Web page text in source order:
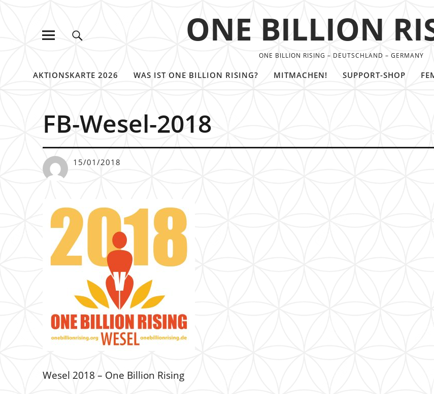
ONE BILLION
ONE BILLION RISING – DEUTSCHLAND – GERMANY
AKTIONSKARTE 2026 WAS IST ONE BILLION RISING? MITMACHEN! SUPPORT-SHOP
FB-Wesel-2018
15/01/2018
Wesel 2018 – One Billion Rising